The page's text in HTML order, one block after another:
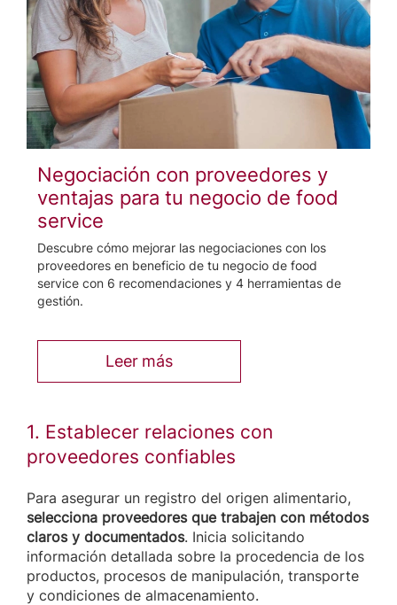
Negociación con proveedores y
ventajas para tu negocio de food
service
Descubre cómo mejorar las negociaciones con los
proveedores en beneficio de tu negocio de food
service con 6 recomendaciones y 4 herramientas de
gestión.
Leer más
1. Establecer relaciones con
proveedores confiables
Para asegurar un registro del origen alimentario,
selecciona proveedores que trabajen con métodos
claros y documentados. Inicia solicitando
información detallada sobre la procedencia de los
productos, procesos de manipulación, transporte
y condiciones de almacenamiento.